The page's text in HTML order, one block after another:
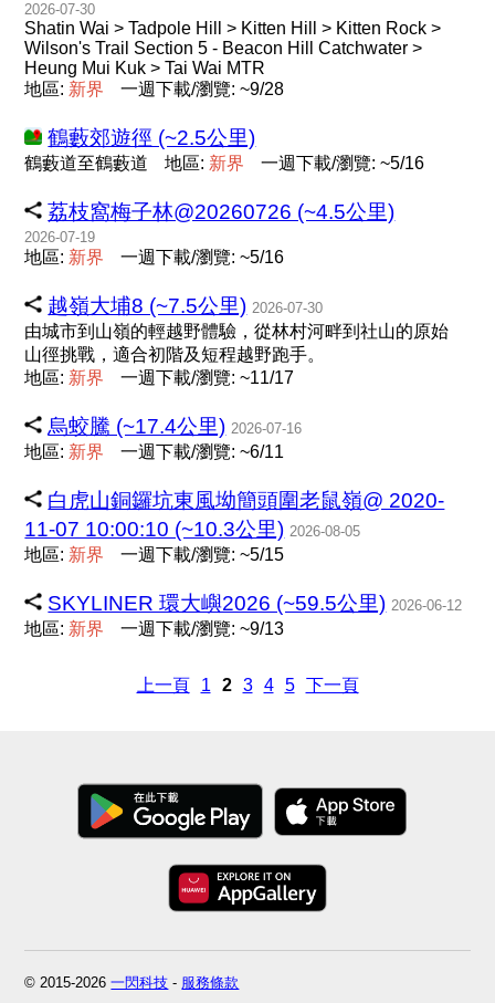
2026-07-30
Shatin Wai > Tadpole Hill > Kitten Hill > Kitten Rock >
Wilson's Trail Section 5 - Beacon Hill Catchwater >
Heung Mui Kuk > Tai Wai MTR
地區: 新界 一週下載/瀏覽: ~9/28
鶴藪郊遊徑 (~2.5公里)
鶴藪道至鶴藪道 地區: 新界 一週下載/瀏覽: ~5/16
荔枝窩梅子林@20260726 (~4.5公里)
2026-07-19
地區: 新界 一週下載/瀏覽: ~5/16
越嶺大埔8 (~7.5公里) 2026-07-30
由城市到山嶺的輕越野體驗，從林村河畔到社山的原始
山徑挑戰，適合初階及短程越野跑手。
地區: 新界 一週下載/瀏覽: ~11/17
烏蛟騰 (~17.4公里) 2026-07-16
地區: 新界 一週下載/瀏覽: ~6/11
白虎山銅鑼坑東風坳簡頭圍老鼠嶺@ 2020-
11-07 10:00:10 (~10.3公里) 2026-08-05
地區: 新界 一週下載/瀏覽: ~5/15
SKYLINER 環大嶼2026 (~59.5公里) 2026-06-12
地區: 新界 一週下載/瀏覽: ~9/13
上一頁 1 2 3 4 5 下一頁
© 2015-2026一閃科技 - 服務條款